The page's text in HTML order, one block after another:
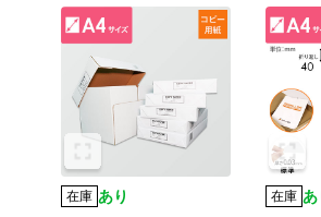
在庫 あり 在庫 あ